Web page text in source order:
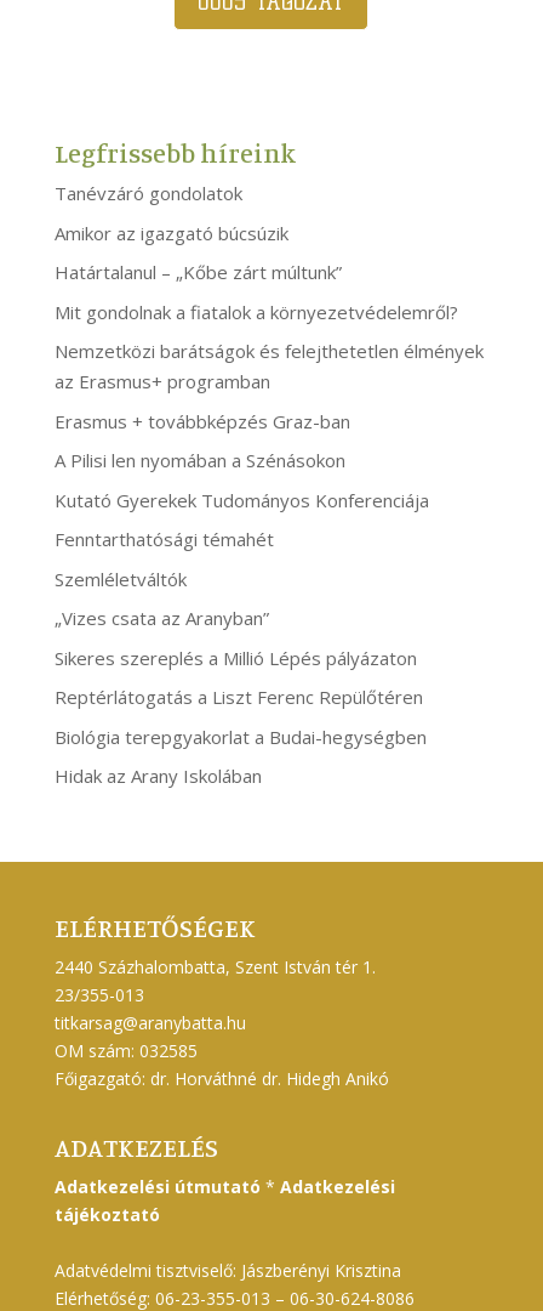
Legfrissebb híreink
Tanévzáró gondolatok
Amikor az igazgató búcsúzik
Határtalanul – „Kőbe zárt múltunk”
Mit gondolnak a fiatalok a környezetvédelemről?
Nemzetközi barátságok és felejthetetlen élmények
az Erasmus+ programban
Erasmus + továbbképzés Graz-ban
A Pilisi len nyomában a Szénásokon
Kutató Gyerekek Tudományos Konferenciája
Fenntarthatósági témahét
Szemléletváltók
„Vizes csata az Aranyban”
Sikeres szereplés a Millió Lépés pályázaton
Reptérlátogatás a Liszt Ferenc Repülőtéren
Biológia terepgyakorlat a Budai-hegységben
Hidak az Arany Iskolában
ELÉRHETŐSÉGEK
2440 Százhalombatta, Szent István tér 1.
23/355-013
titkarsag@aranybatta.hu
OM szám: 032585
Főigazgató: dr. Horváthné dr. Hidegh Anikó
ADATKEZELÉS
Adatkezelési útmutató * Adatkezelési
tájékoztató
Adatvédelmi tisztviselő: Jászberényi Krisztina
Elérhetőség: 06-23-355-013 – 06-30-624-8086